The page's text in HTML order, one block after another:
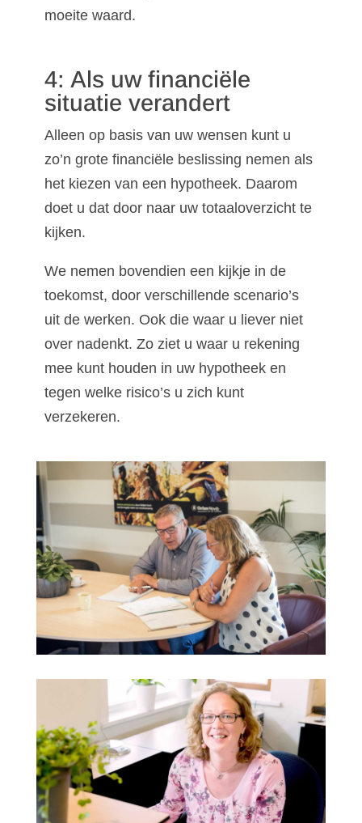
moeite waard.
4: Als uw financiële
situatie verandert
Alleen op basis van uw wensen kunt u
zo’n grote financiële beslissing nemen als
het kiezen van een hypotheek. Daarom
doet u dat door naar uw totaaloverzicht te
kijken.
We nemen bovendien een kijkje in de
toekomst, door verschillende scenario’s
uit de werken. Ook die waar u liever niet
over nadenkt. Zo ziet u waar u rekening
mee kunt houden in uw hypotheek en
tegen welke risico’s u zich kunt
verzekeren.